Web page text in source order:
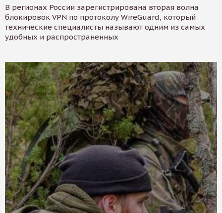
В регионах России зарегистрирована вторая волна
блокировок VPN по протоколу WireGuard, который
технические специалисты называют одним из самых
удобных и распространенных